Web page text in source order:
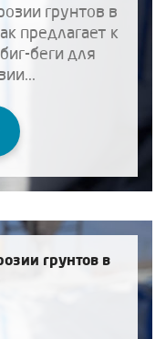
грунтов в
предлагает к
беги для
грунтов в